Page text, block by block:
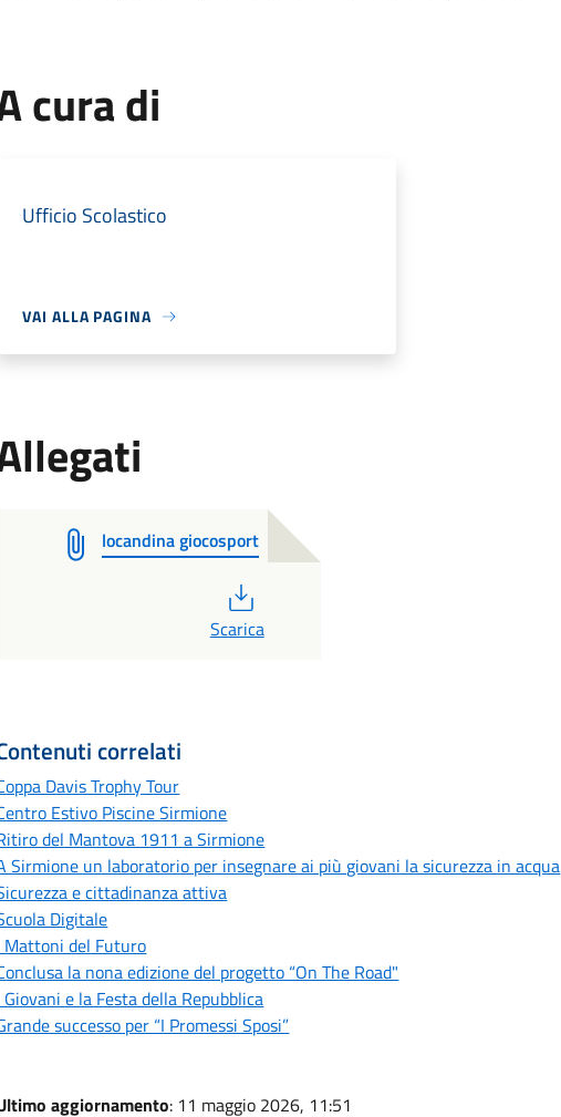
cura di
Ufficio Scolastico
VAI ALLA PAGINA
locandina giocosport
Scarica
correlati
Davis Trophy Tour
Estivo Piscine Sirmione
del Mantova 1911 a Sirmione
Sirmione un laboratorio per insegnare ai più giovani la sicurezza in acqua
e cittadinanza attiva
Digitale
Mattoni del Futuro
la nona edizione del progetto “On The Road"
Giovani e la Festa della Repubblica
successo per “I Promessi Sposi”
aggiornamento: 11 maggio 2026, 11:51